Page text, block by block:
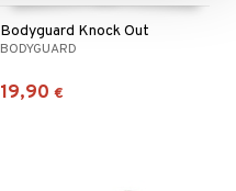
Bodyguard Knock Out
BODYGUARD
19,90 €